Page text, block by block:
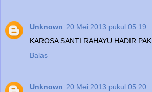
Unknown 20 Mei 2013 pukul 05.19
KAROSA SANTI RAHAYU HADIR PAK
Balas
Unknown 20 Mei 2013 pukul 05.20